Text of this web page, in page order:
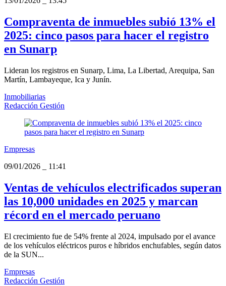
Compraventa de inmuebles subió 13% el
2025: cinco pasos para hacer el registro
en Sunarp
Lideran los registros en Sunarp, Lima, La Libertad, Arequipa, San
Martín, Lambayeque, Ica y Junín.
Inmobiliarias
Redacción Gestión
Empresas
09/01/2026
11:41
Ventas de vehículos electrificados superan
las 10,000 unidades en 2025 y marcan
récord en el mercado peruano
El crecimiento fue de 54% frente al 2024, impulsado por el avance
de los vehículos eléctricos puros e híbridos enchufables, según datos
de la SUN...
Empresas
Redacción Gestión